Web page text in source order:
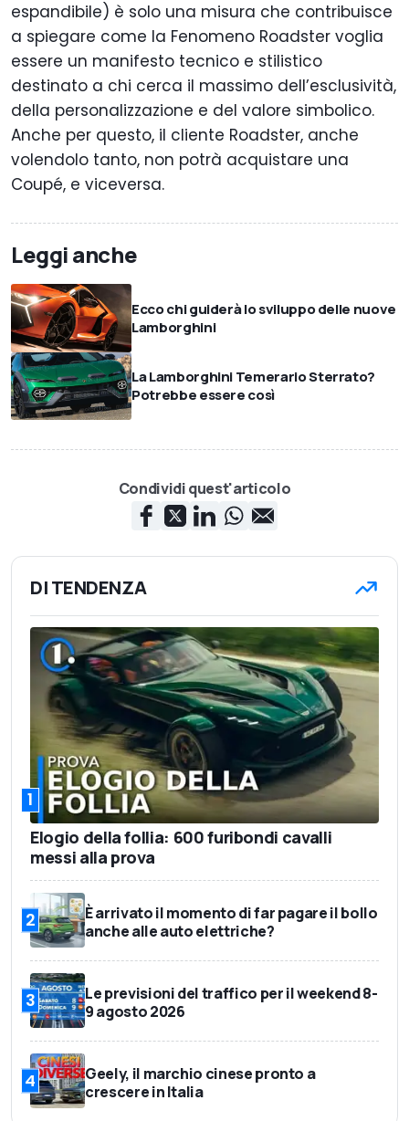
espandibile) è solo una misura che contribuisce
a spiegare come la Fenomeno Roadster voglia
essere un manifesto tecnico e stilistico
destinato a chi cerca il massimo dell’esclusività,
della personalizzazione e del valore simbolico.
Anche per questo, il cliente Roadster, anche
volendolo tanto, non potrà acquistare una
Coupé, e viceversa.
Leggi anche
Ecco chi guiderà lo sviluppo delle nuove
Lamborghini
La Lamborghini Temerario Sterrato?
Potrebbe essere così
Condividi quest'articolo
DI TENDENZA
1
Elogio della follia: 600 furibondi cavalli
messi alla prova
2
È arrivato il momento di far pagare il bollo
anche alle auto elettriche?
3
Le previsioni del traffico per il weekend 8-
9 agosto 2026
4
Geely, il marchio cinese pronto a
crescere in Italia